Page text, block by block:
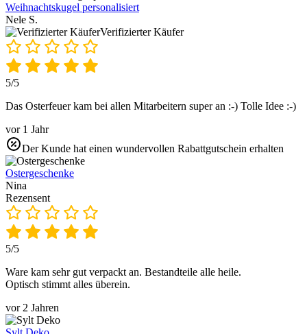
Weihnachtskugel personalisiert
Nele S.
Verifizierter Käufer
5/5
Das Osterfeuer kam bei allen Mitarbeitern super an :-) Tolle Idee :-)
vor 1 Jahr
Der Kunde hat einen wundervollen Rabattgutschein erhalten
Ostergeschenke
Nina
Rezensent
5/5
Ware kam sehr gut verpackt an. Bestandteile alle heile.
Optisch stimmt alles überein.
vor 2 Jahren